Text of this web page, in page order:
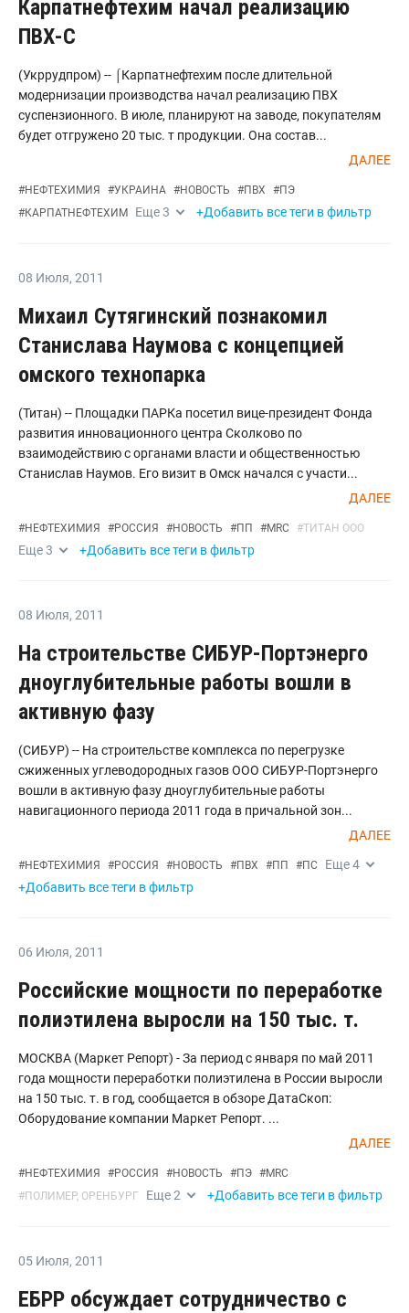
Карпатнефтехим начал реализацию
ПВХ-С
(Укррудпром) -- ⌠Карпатнефтехим после длительной
модернизации производства начал реализацию ПВХ
суспензионного. В июле, планируют на заводе, покупателям
будет отгружено 20 тыс. т продукции. Она состав...
ДАЛЕЕ
#НЕФТЕХИМИЯ #УКРАИНА #НОВОСТЬ #ПВХ #ПЭ
#КАРПАТНЕФТЕХИМ Еще3 +Добавить все теги в фильтр
08 Июля, 2011
Михаил Сутягинский познакомил
Станислава Наумова с концепцией
омского технопарка
(Титан) -- Площадки ПАРКа посетил вице-президент Фонда
развития инновационного центра Сколково по
взаимодействию с органами власти и общественностью
Станислав Наумов. Его визит в Омск начался с участи...
ДАЛЕЕ
#НЕФТЕХИМИЯ #РОССИЯ #НОВОСТЬ #ПП #MRC #ТИТАН ООО
Еще3 +Добавить все теги в фильтр
08 Июля, 2011
На строительстве СИБУР-Портэнерго
дноуглубительные работы вошли в
активную фазу
(СИБУР) -- На строительстве комплекса по перегрузке
сжиженных углеводородных газов ООО СИБУР-Портэнерго
вошли в активную фазу дноуглубительные работы
навигационного периода 2011 года в причальной зон...
ДАЛЕЕ
#НЕФТЕХИМИЯ #РОССИЯ #НОВОСТЬ #ПВХ #ПП #ПС Еще4
+Добавить все теги в фильтр
06 Июля, 2011
Российские мощности по переработке
полиэтилена выросли на 150 тыс. т.
МОСКВА (Маркет Репорт) - За период с января по май 2011
года мощности переработки полиэтилена в России выросли
на 150 тыс. т. в год, сообщается в обзоре ДатаСкоп:
Оборудование компании Маркет Репорт. ...
ДАЛЕЕ
#НЕФТЕХИМИЯ #РОССИЯ #НОВОСТЬ #ПЭ #MRC
#ПОЛИМЕР, ОРЕНБУРГ Еще2 +Добавить все теги в фильтр
05 Июля, 2011
ЕБРР обсуждает сотрудничество с